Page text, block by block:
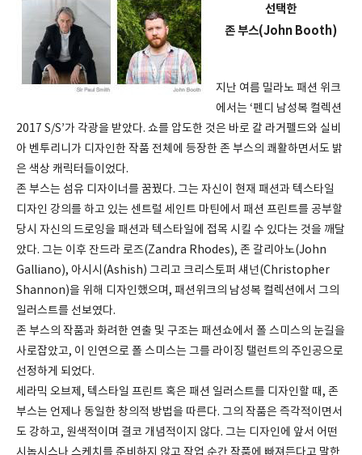
선택한
존 부스(John Booth)
지난 여름 밀라노 패션 위크
에서는 ‘펜디 남성복 컬렉션
2017 S/S’가 각광을 받았다. 쇼를 압도한 것은 바로 칼 라거펠드와 실비
아 벤투리니가 디자인한 작품 전체에 등장한 존 부스의 쾌활하면서도 밝
은 색상 캐릭터들이었다.
존 부스는 섬유 디자이너를 꿈꿨다. 그는 자신이 현재 패션과 텍스타일
디자인 강의를 하고 있는 센트럴 세인트 마틴에서 패션 프린트를 공부할
당시 자신의 드로잉을 패션과 텍스타일에 접목 시킬 수 있다는 것을 깨달
았다. 그는 이후 잔드라 로즈(Zandra Rhodes), 존 갈리아노(John
Galliano), 아시시(Ashish) 그리고 크리스토퍼 섀넌(Christopher
Shannon)을 위해 디자인했으며, 패션위크의 남성복 컬렉션에서 그의
일러스트를 선보였다.
존 부스의 작품과 화려한 연출 및 구조는 패션쇼에서 폴 스미스의 눈길을
사로잡았고, 이 인연으로 폴 스미스는 그를 라이징 탤런트의 주인공으로
선정하게 되었다.
세라믹 오브제, 텍스타일 프린트 혹은 패션 일러스트를 디자인할 때, 존
부스는 언제나 동일한 창의적 방법을 따른다. 그의 작품은 즉각적이면서
도 강하고, 원색적이며 결코 개념적이지 않다. 그는 디자인에 앞서 어떤
시놉시스나 스케치를 준비하지 않고 작업 순간 작품에 빠져든다고 말한